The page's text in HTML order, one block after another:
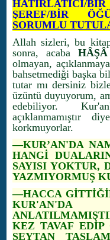
HATIRLATICI/
ŞEREF/BİR
SORUMLU
Allah sizleri, bu
sonra, acaba HÂŞÂ
olmayan,
bahsetmediği başka
tutar mı dersiniz
üzüntü duyuyorum,
edebiliyor.
açıklanmamıştır
korkmuyorlar.
—KUR’AN'DA
HANGİ
SAYISI YOKTUR,
YAZMIYORMUŞ
—HACCA
KEZ TAVAF EDİP
ŞEYTAN